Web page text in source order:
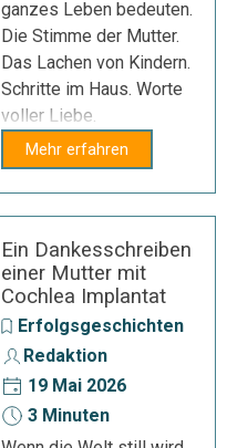
ganzes Leben bedeuten.
Die Stimme der Mutter.
Das Lachen von Kindern.
Schritte im Haus. Worte
voller Liebe.
Mehr erfahren
Ein Dankesschreiben
einer Mutter mit
Cochlea Implantat
Erfolgsgeschichten
Redaktion
19 Mai 2026
3 Minuten